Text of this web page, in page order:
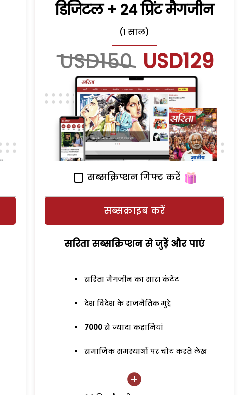
डिजिटल + 24 प्रिंट मैगजीन
(1 साल)
USD150 USD129
सब्सक्रिप्शन गिफ्ट करें
सब्सक्राइब करें
सरिता सब्सक्रिप्शन से जुड़ेें और पाएं
सरिता मैगजीन का सारा कंटेंट
देश विदेश के राजनैतिक मुद्दे
7000 से ज्यादा कहानियां
समाजिक समस्याओं पर चोट करते लेख